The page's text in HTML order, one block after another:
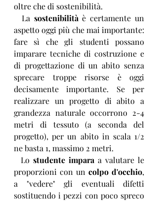
oltre che di sostenibilità.
  La
sostenibilità è certamente un
aspetto oggi più che mai importante:
fare sì che gli studenti possano
imparare tecniche di costruzione e
di progettazione di un abito senza
sprecare troppe risorse è oggi
decisamente importante. Se per
realizzare un progetto di abito a
grandezza naturale occorrono 2-4
metri di tessuto (a seconda del
progetto), per un abito in scala 1/2
ne basta 1, massimo 2 metri.
  Lo
studente impara a valutare le
proporzioni con un colpo d'occhio,
a "vedere" gli eventuali difetti
sostituendo i pezzi con poco spreco